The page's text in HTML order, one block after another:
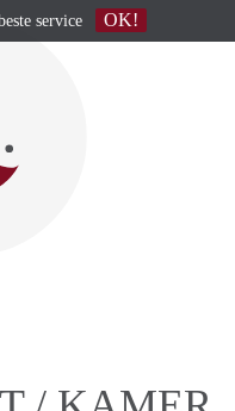
service OK!